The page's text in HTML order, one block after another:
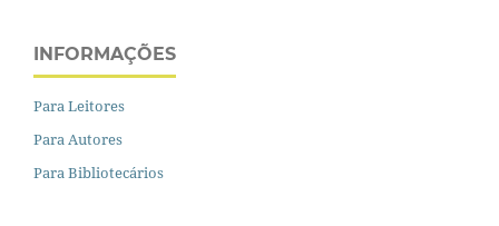
INFORMAÇÕES
Para Leitores
Para Autores
Para Bibliotecários